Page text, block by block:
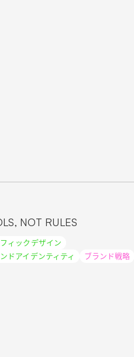
NOT RULES
ィックデザイン
ドアイデンティティ
ブランド戦略